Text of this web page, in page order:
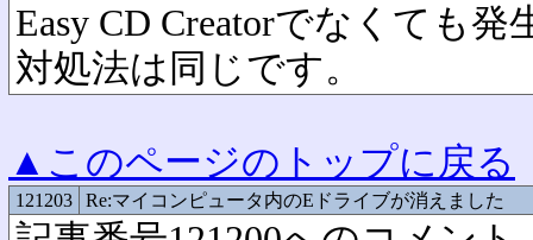
Easy CD Creatorでなくても
対処法は同じです。
▲このページのトップに戻る
121203 Re:マイコンピュータ内のEドライブが消えました